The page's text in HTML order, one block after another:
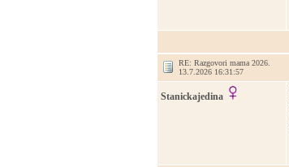
RE: Razgovori mama 2026.
13.7.2026 16:31:57
Stanickajedina